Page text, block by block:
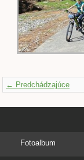
← Predchádzajúce
Fotoalbum